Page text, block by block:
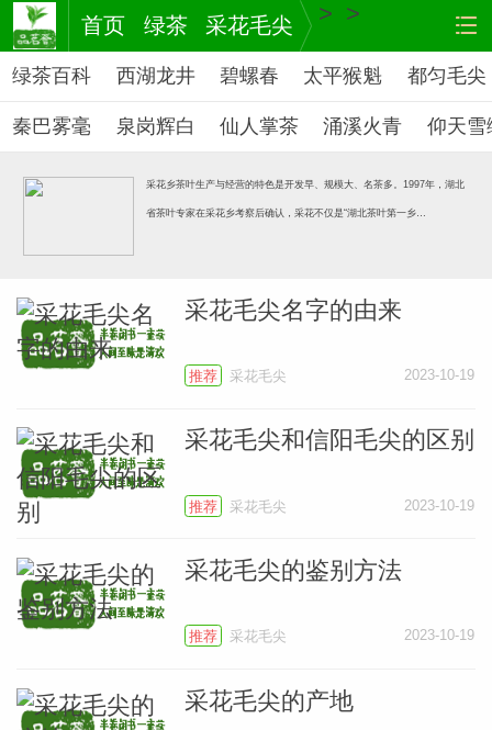
茶
首页 >
绿茶 >
采花毛尖
绿茶百科 西湖龙井 碧螺春 太平猴魁 都匀毛尖
秦巴雾毫 泉岗辉白 仙人掌茶 涌溪火青 仰天雪
峨眉毛峰 采花乡茶叶生产与经营的特色是开发早、规模大、名茶多。1997年，湖北
省茶叶专家在采花乡考察后确认，采花不仅是“湖北茶叶第一乡…
采花毛尖名字的由来
推荐 采花毛尖 2023-10-19
采花毛尖和信阳毛尖的区别
推荐 采花毛尖 2023-10-19
采花毛尖的鉴别方法
推荐 采花毛尖 2023-10-19
采花毛尖的产地